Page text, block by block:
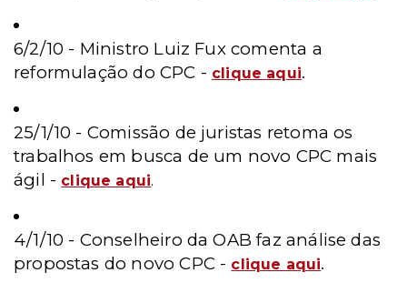
6/2/10 - Ministro Luiz Fux comenta a
reformulação do CPC - clique aqui.
25/1/10 - Comissão de juristas retoma os
trabalhos em busca de um novo CPC mais
ágil - clique aqui.
4/1/10 - Conselheiro da OAB faz análise das
propostas do novo CPC - clique aqui.